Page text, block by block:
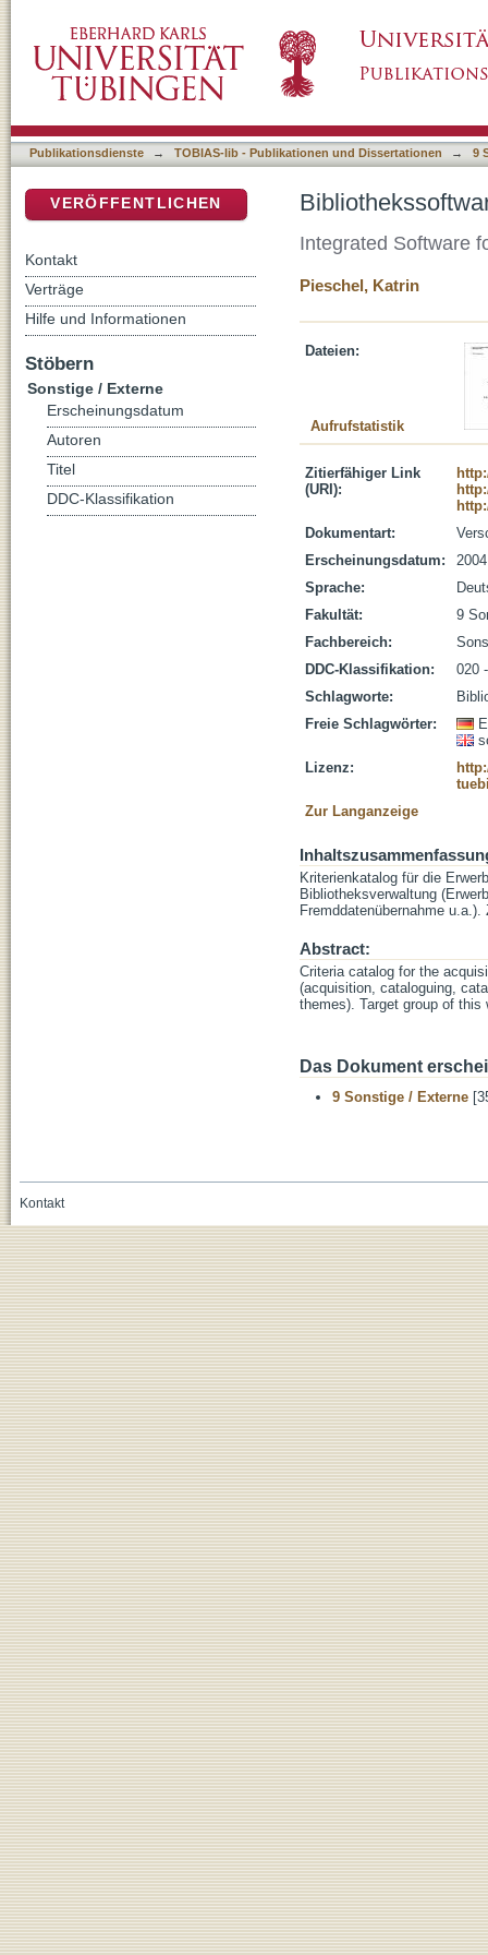
Publikationsdienste → TOBIAS-lib - Publikationen und Dissertationen → 9
Integrated Software
Pieschel, Katrin
Dateien:
Aufrufstatistik
Zitierfähiger Link
(URI):
Dokumentart:
Erscheinungsdatum:
2004
Sprache:
Fakultät:
9
Fachbereich:
DDC-Klassifikation:
020
Schlagworte:
Freie Schlagwörter:
Lizenz:
Zur Langanzeige
Kriterienkatalog für die
Bibliotheksverwaltung
Fremddatenübernahme
Abstract:
Criteria catalog for the
(acquisition, cataloguing,
themes). Target group of
Das Dokument
9 Sonstige / Externe
VERÖFFENTLICHEN
Kontakt
Verträge
Hilfe und Informationen
Stöbern
Sonstige / Externe
Erscheinungsdatum
Autoren
Titel
DDC-Klassifikation
Kontakt